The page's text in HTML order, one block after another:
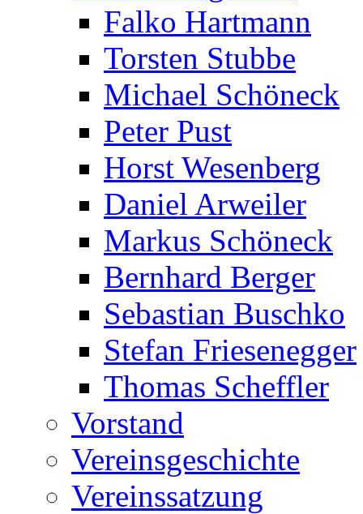
Falko Hartmann
Torsten Stubbe
Michael Schöneck
Peter Pust
Horst Wesenberg
Daniel Arweiler
Markus Schöneck
Bernhard Berger
Sebastian Buschko
Stefan Friesenegger
Thomas Scheffler
Vorstand
Vereinsgeschichte
Vereinssatzung